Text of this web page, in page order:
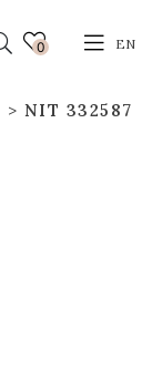
0 EN
NIT 332587